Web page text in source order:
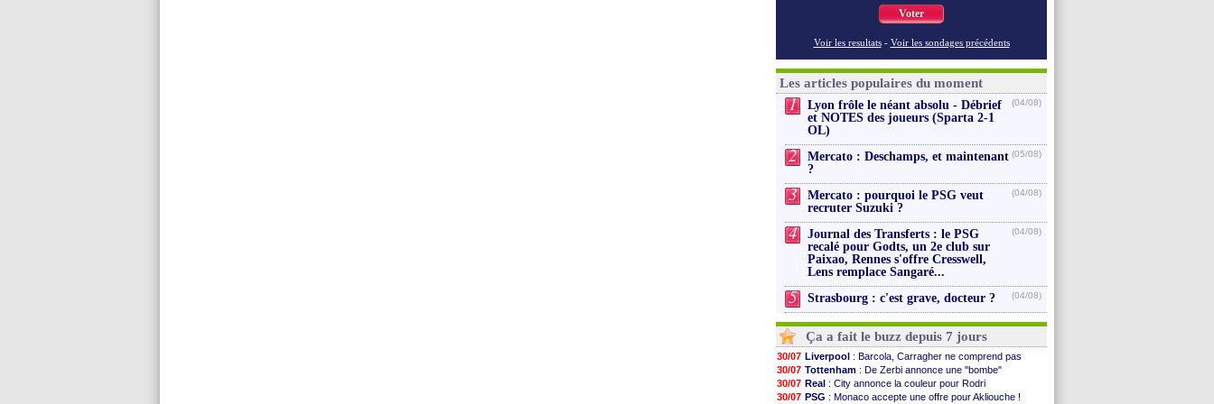
Voter
Voir les resultats - Voir les sondages précédents
Les articles populaires du moment
1
Lyon frôle le néant absolu - Débrief
et NOTES des joueurs (Sparta 2-1
OL)
(04/08)
2
Mercato : Deschamps, et maintenant
?
(05/08)
3
Mercato : pourquoi le PSG veut
recruter Suzuki ?
(04/08)
4
Journal des Transferts : le PSG
recalé pour Godts, un 2e club sur
Paixao, Rennes s'offre Cresswell,
Lens remplace Sangaré...
(04/08)
5 Strasbourg : c'est grave, docteur ? (04/08)
Ça a fait le buzz depuis 7 jours
30/07 Liverpool : Barcola, Carragher ne comprend pas
30/07 Tottenham : De Zerbi annonce une "bombe"
30/07 Real : City annonce la couleur pour Rodri
30/07 PSG : Monaco accepte une offre pour Akliouche !